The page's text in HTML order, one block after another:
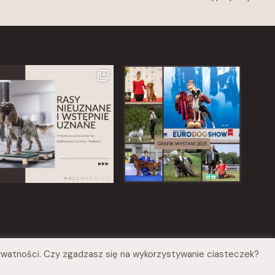
Czy zgadzasz się na wykorzystywanie ciasteczek?